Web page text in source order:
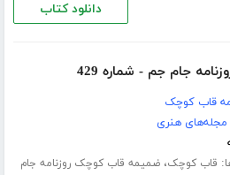
دانلود کتاب
جام جم - شماره 429
قاب کوچک
مجله‌های هنری
قاب کوچک،ضمیمه قاب کوچک روزنامه جام